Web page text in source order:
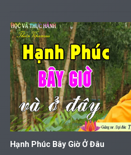
Hạnh Phúc Bây Giờ Ở Đâu